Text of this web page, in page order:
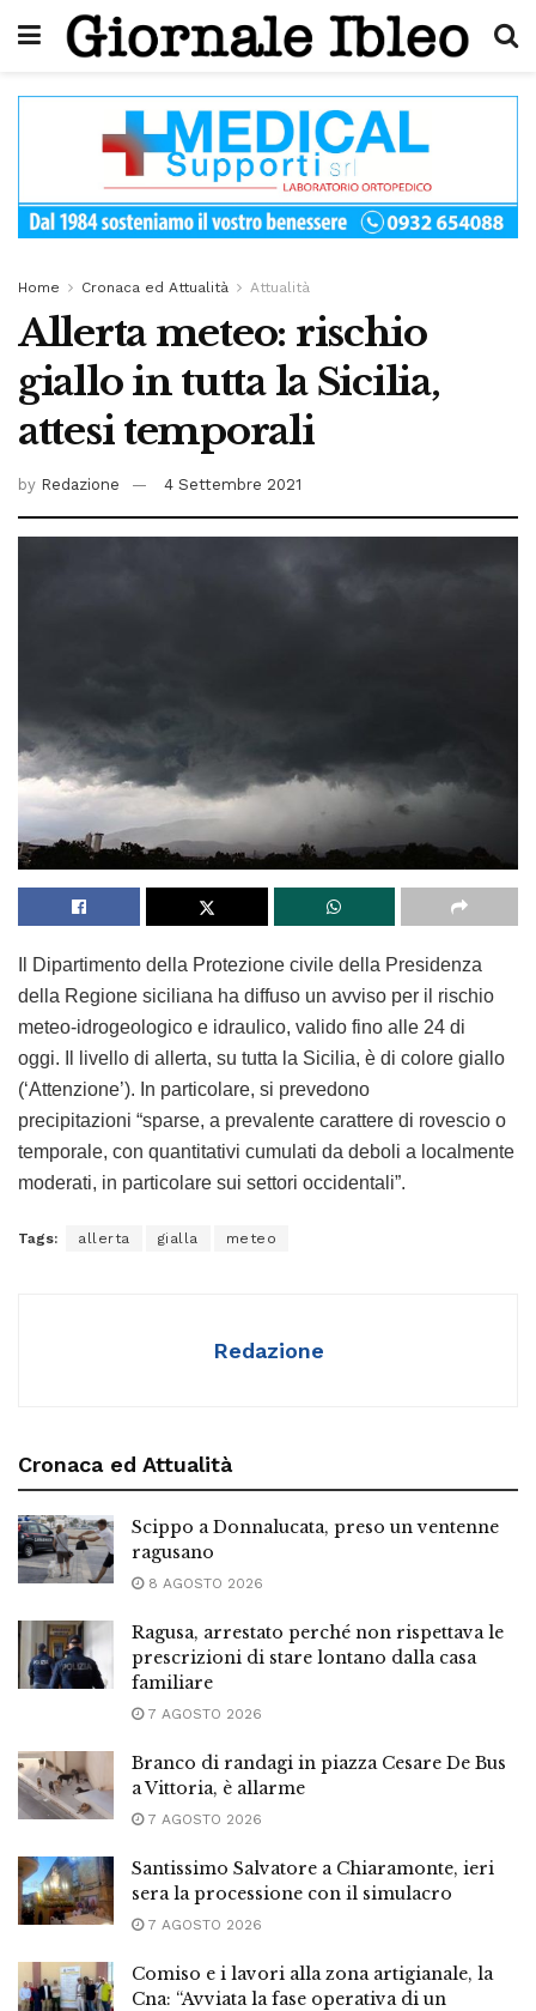
Home Cronaca ed Attualità Attualità
Allerta meteo: rischio
giallo in tutta la Sicilia,
attesi temporali
by Redazione 4 Settembre 2021
Il Dipartimento della Protezione civile della Presidenza
della Regione siciliana ha diffuso un avviso per il rischio
meteo-idrogeologico e idraulico, valido fino alle 24 di
oggi. Il livello di allerta, su tutta la Sicilia, è di colore giallo
(‘Attenzione’). In particolare, si prevedono
precipitazioni “sparse, a prevalente carattere di rovescio o
temporale, con quantitativi cumulati da deboli a localmente
moderati, in particolare sui settori occidentali”.
Tags: allerta gialla meteo
Redazione
Cronaca ed Attualità
Scippo a Donnalucata, preso un ventenne
ragusano
8 AGOSTO 2026
Ragusa, arrestato perché non rispettava le
prescrizioni di stare lontano dalla casa
familiare
7 AGOSTO 2026
Branco di randagi in piazza Cesare De Bus
a Vittoria, è allarme
7 AGOSTO 2026
Santissimo Salvatore a Chiaramonte, ieri
sera la processione con il simulacro
7 AGOSTO 2026
Comiso e i lavori alla zona artigianale, la
Cna: “Avviata la fase operativa di un